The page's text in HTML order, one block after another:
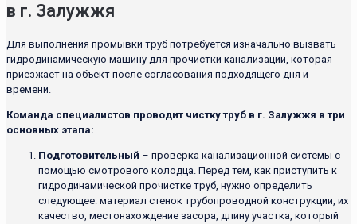
в г. Залужжя
Для выполнения промывки труб потребуется изначально вызвать
гидродинамическую машину для прочистки канализации, которая
приезжает на объект после согласования подходящего дня и
времени.
Команда специалистов проводит чистку труб в г. Залужжя в три
основных этапа:
Подготовительный – проверка канализационной системы с
помощью смотрового колодца. Перед тем, как приступить к
гидродинамической прочистке труб, нужно определить
следующее: материал стенок трубопроводной конструкции, их
качество, местонахождение засора, длину участка, который